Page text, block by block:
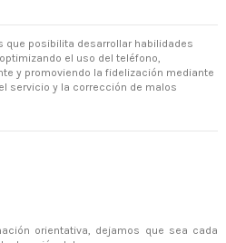
que posibilita desarrollar habilidades
el uso del teléfono,
y promoviendo la fidelización mediante
servicio y la corrección de malos
orientativa, dejamos que sea cada